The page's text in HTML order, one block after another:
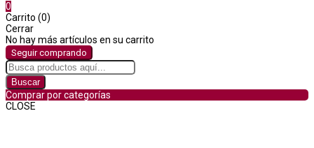
0
Carrito (0)
Cerrar
No hay más artículos en su carrito
Seguir comprando
Buscar
Comprar por categorías
CLOSE